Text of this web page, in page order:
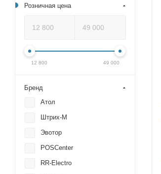
Розничная цена
12 800 49 000
Бренд
Атол
Штрих-М
Эвотор
POSCenter
RR-Electro